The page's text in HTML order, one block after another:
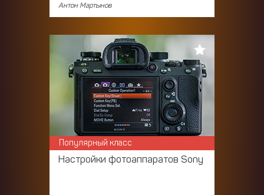
Антон Мартынов
Настройки фотоаппаратов Sony
Популярный класс